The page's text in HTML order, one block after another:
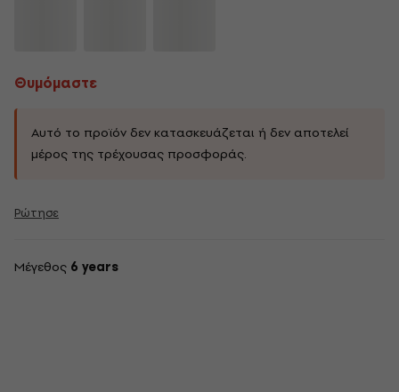
Θυμόμαστε
Αυτό το προϊόν δεν κατασκευάζεται ή δεν αποτελεί
μέρος της τρέχουσας προσφοράς.
Ρώτησε
Μέγεθος 6 years